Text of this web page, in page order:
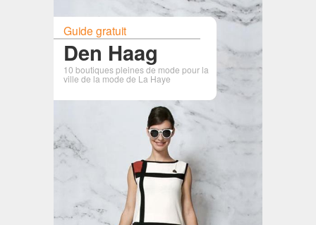
Guide gratuit
Den Haag
10 boutiques pleines de mode pour la
ville de la mode de La Haye